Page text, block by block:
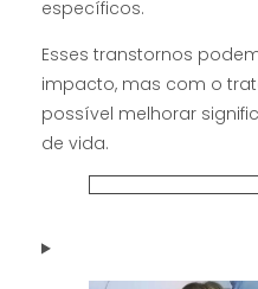
específicos.
Esses transtornos
impacto, mas com o
possível melhorar
de vida.